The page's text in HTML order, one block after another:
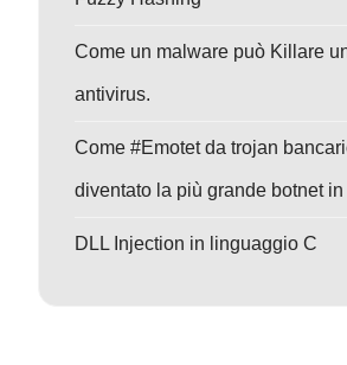
Come un malware può Killare
antivirus.
Come #Emotet da trojan
diventato la più grande botnet in
DLL Injection in linguaggio C